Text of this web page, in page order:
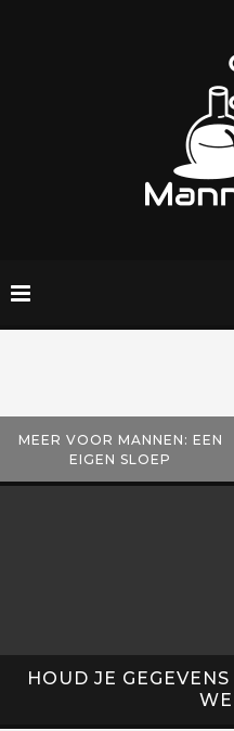
VAN JE TUIN EEN
VERLENGSTUK VAN JE
WONING
WELKE HENGEL